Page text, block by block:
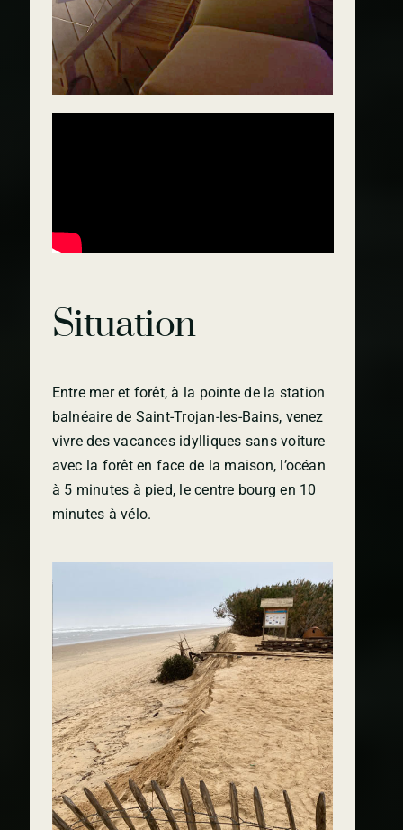
Situation
Entre mer et forêt, à la pointe de la station
balnéaire de Saint-Trojan-les-Bains, venez
vivre des vacances idylliques sans voiture
avec la forêt en face de la maison, l’océan
à 5 minutes à pied, le centre bourg en 10
minutes à vélo.